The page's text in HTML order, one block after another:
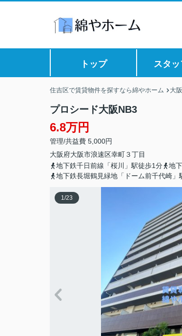
トップ スタ
住吉区で賃貸物件を探すなら綿やホーム 大
プロシード大阪NB3
6.8万円
管理/共益費 5,000円
大阪府大阪市浪速区幸町３丁目
地下鉄千日前線「桜川」駅徒歩1分
地
地下鉄長堀鶴見緑地「ドーム前千代崎」
1/23